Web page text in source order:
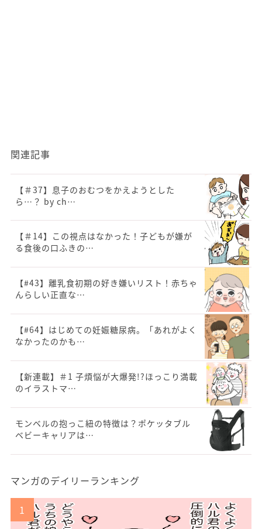
関連記事
【＃37】息子のおむつをかえようとした
ら…？ by ch…
【＃14】この視点はなかった！子どもが嫌が
る食後の口ふきの…
【#43】離乳食初期の好き嫌いリスト！赤ちゃ
んらしい正直な…
【#64】はじめての妊娠糖尿病。「あれがよく
なかったのかも…
【新連載】＃1 子煩悩が大爆発!?ほっこり満載
のイラストマ…
モンベルの抱っこ紐の特徴は？ポケッタブル
ベビーキャリアは…
マンガのデイリーランキング